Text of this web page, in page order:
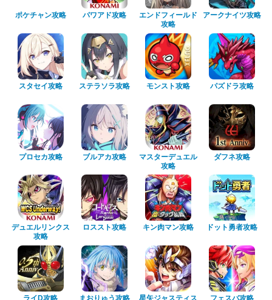
ポケチャン攻略 パワアド攻略
エンドフィールド
攻略
アークナイツ攻略
スタセイ攻略 ステラソラ攻略 モンスト攻略 パズドラ攻略
プロセカ攻略 ブルアカ攻略
マスターデュエル
攻略
ダフネ攻略
デュエルリンクス
攻略
ロススト攻略 キン肉マン攻略 ドット勇者攻略